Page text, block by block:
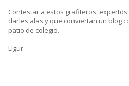
Contestar a estos grafiteros,
darles alas y que conviertan un blog
patio de colegio.
LIgur